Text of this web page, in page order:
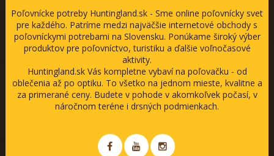
Poľovnícke potreby Huntingland.sk - Sme online poľovnícky svet
pre každého. Patríme medzi najväčšie internetové obchody s
poľovníckymi potrebami na Slovensku. Ponúkame široký výber
produktov pre poľovníctvo, turistiku a ďalšie voľnočasové
aktivity.
Huntingland.sk Vás kompletne vybaví na poľovačku - od
oblečenia až po optiku. To všetko na jednom mieste, kvalitne a
za primerané ceny. Budete v pohode v akomkoľvek počasí, v
náročnom teréne i drsných podmienkach.